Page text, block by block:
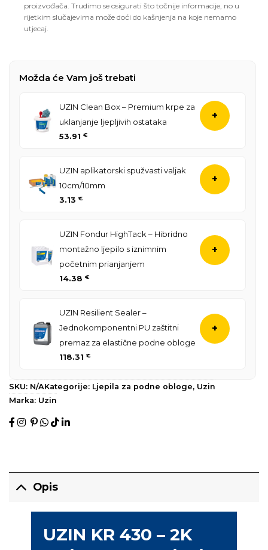
proizvođača. Trudimo se osigurati što točnije informacije, no u
rijetkim slučajevima može doći do kašnjenja na koje nemamo
utjecaj.
Možda će Vam još trebati
UZIN Clean Box – Premium krpe za
uklanjanje ljepljivih ostataka
53.91 €
+
UZIN aplikatorski spužvasti valjak
10cm/10mm
3.13 €
+
UZIN Fondur HighTack – Hibridno
montažno ljepilo s iznimnim
početnim prianjanjem
14.38 €
+
UZIN Resilient Sealer –
Jednokomponentni PU zaštitni
premaz za elastične podne obloge
118.31 €
+
SKU: N/AKategorije: Ljepila za podne obloge, Uzin
Marka: Uzin
Opis
UZIN KR 430 – 2K